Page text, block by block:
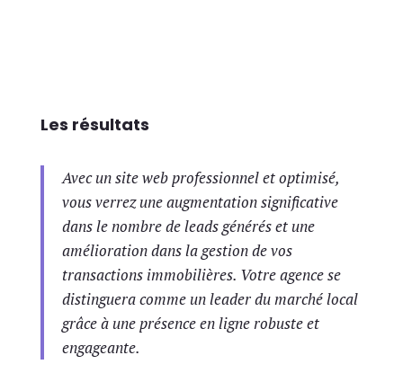
Les résultats
Avec un site web professionnel et optimisé,
vous verrez une augmentation significative
dans le nombre de leads générés et une
amélioration dans la gestion de vos
transactions immobilières. Votre agence se
distinguera comme un leader du marché local
grâce à une présence en ligne robuste et
engageante.